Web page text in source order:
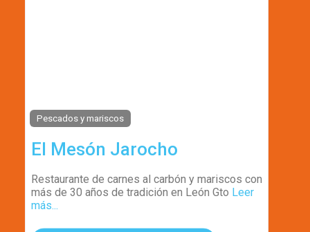
Pescados y mariscos
El Mesón Jarocho
Restaurante de carnes al carbón y mariscos con
más de 30 años de tradición en León Gto Leer
más...